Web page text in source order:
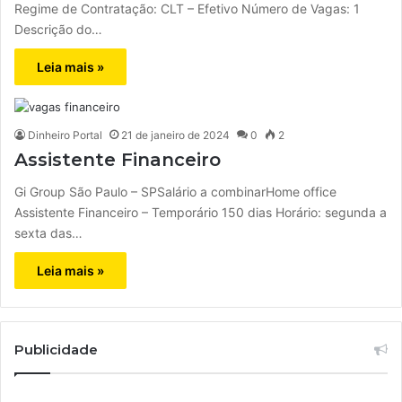
Regime de Contratação: CLT – Efetivo Número de Vagas: 1
Descrição do…
Leia mais »
Dinheiro Portal 21 de janeiro de 2024 0 2
Assistente Financeiro
Gi Group São Paulo – SPSalário a combinarHome office
Assistente Financeiro – Temporário 150 dias Horário: segunda a
sexta das…
Leia mais »
Publicidade